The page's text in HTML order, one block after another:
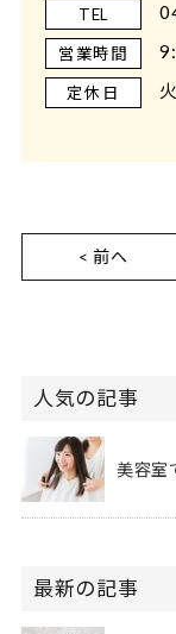
TEL
営業時間
定休日
< 前へ
人気の記事
美容室
最新の記事